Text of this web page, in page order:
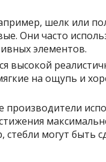
шелк или
Они часто
элементов.
высокой
на ощупь и
производители
стебли могут быть